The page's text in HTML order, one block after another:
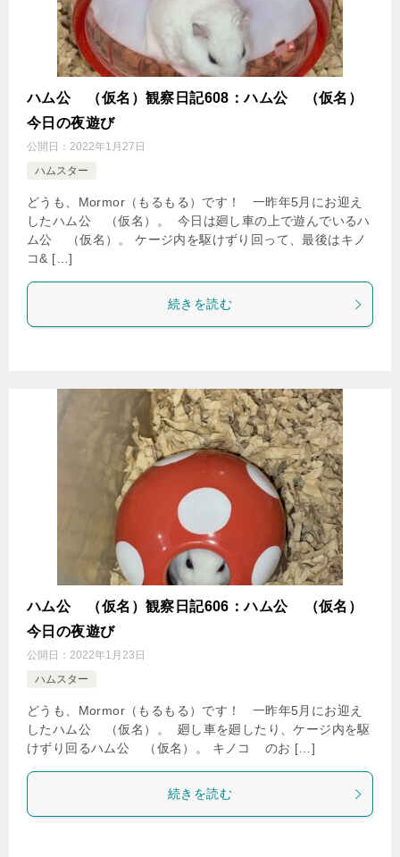
ハム公 （仮名）観察日記608：ハム公
（仮名）
今日の夜遊び
公開日： 2022年1月27日
ハムスター
どうも、Mormor（もるもる）です！ 一昨年5月にお迎え
したハム公
（仮名）。 今日は廻し車の上で遊んでいるハ
ム公
（仮名）。 ケージ内を駆けずり回って、最後はキノ
コ& […]
続きを読む
ハム公 （仮名）観察日記606：ハム公
（仮名）
今日の夜遊び
公開日： 2022年1月23日
ハムスター
どうも、Mormor（もるもる）です！ 一昨年5月にお迎え
したハム公
（仮名）。 廻し車を廻したり、ケージ内を駆
けずり回るハム公
（仮名）。 キノコ のお […]
続きを読む